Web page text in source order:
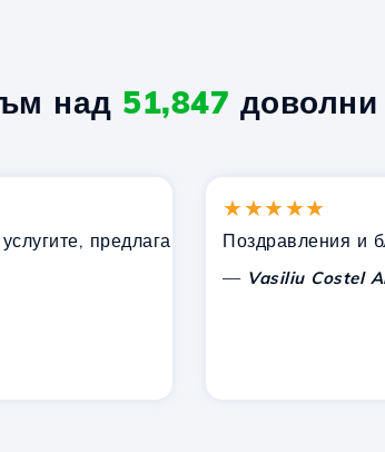
над 51,847 доволни
предлагани от Hostico. Препоръчах
★★★★★
Поздравления и
Vasiliu Costel Andrei